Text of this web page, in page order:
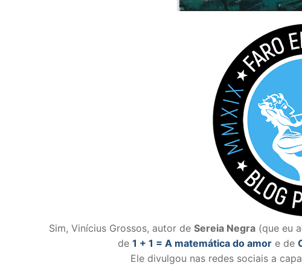
Sim, Vinícius Grossos, autor de Sereia Negra (que eu
de 1 + 1 = A matemática do amore de
Ele divulgou nas redes sociais a